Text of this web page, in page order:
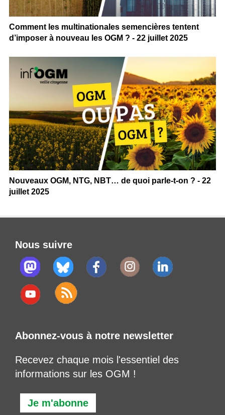
Comment les multinationales semencières tentent
d’imposer à nouveau les OGM ? - 22 juillet 2025
Nouveaux OGM, NTG, NBT… de quoi parle-t-on ? - 22
juillet 2025
Nous suivre
Abonnez-vous à notre newsletter
Recevez chaque mois l'essentiel des
informations sur les OGM !
Je m'abonne